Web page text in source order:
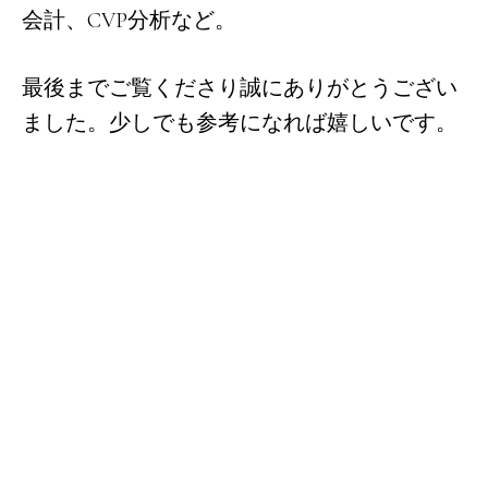
会計、CVP分析など。
最後までご覧くださり誠にありがとうござい
ました。少しでも参考になれば嬉しいです。